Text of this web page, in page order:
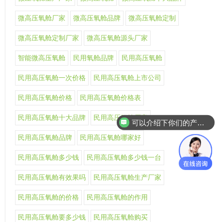
微高压氧舱厂家 微高压氧舱品牌 微高压氧舱定制
微高压氧舱定制厂家 微高压氧舱源头厂家
智能微高压氧舱 民用氧舱品牌 民用高压氧舱
民用高压氧舱一次价格 民用高压氧舱上市公司
民用高压氧舱价格 民用高压氧舱价格表
民用高压氧舱十大品牌 民用高压氧舱厂家
民用高压氧舱品牌 民用高压氧舱哪家好
民用高压氧舱多少钱 民用高压氧舱多少钱一台
民用高压氧舱有效果吗 民用高压氧舱生产厂家
民用高压氧舱的价格 民用高压氧舱的作用
民用高压氧舱要多少钱 民用高压氧舱购买
可以介绍下你们的产品么
你们是怎么收费的呢